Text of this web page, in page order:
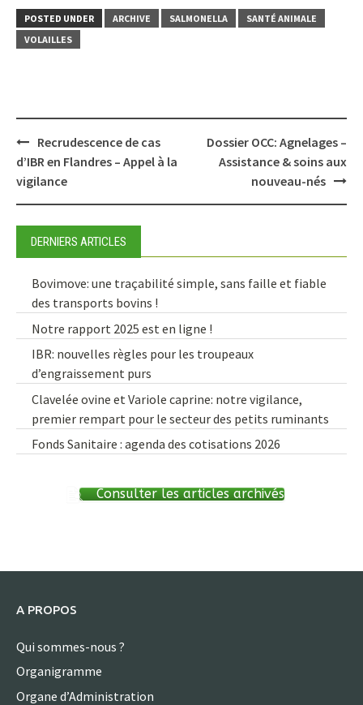
POSTED UNDER ARCHIVE SALMONELLA
SANTÉ ANIMALE
VOLAILLES
Post
navigation
Recrudescence de cas
d’IBR en Flandres – Appel à la
vigilance
Dossier OCC: Agnelages –
Assistance & soins aux
nouveau-nés
DERNIERS ARTICLES
Bovimove: une traçabilité simple, sans faille et fiable
des transports bovins !
Notre rapport 2025 est en ligne !
IBR: nouvelles règles pour les troupeaux
d’engraissement purs
Clavelée ovine et Variole caprine: notre vigilance,
premier rempart pour le secteur des petits ruminants
Fonds Sanitaire : agenda des cotisations 2026
Consulter les articles archivés
A PROPOS
Qui sommes-nous ?
Organigramme
Organe d’Administration